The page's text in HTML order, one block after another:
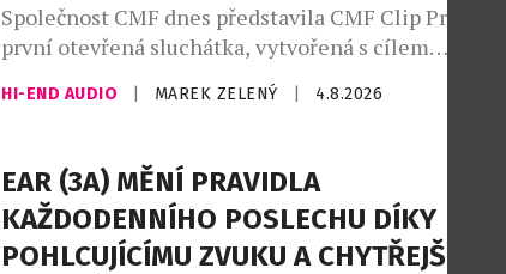
Společnost CMF dnes představila CMF Clip Pro – svá
první otevřená sluchátka, vytvořená s cílem
přirozeně, jako zní. CMF Clip Pro jsou navržena pro
absolvují dlouhé pracovní dny a vedou aktivní životní
styl. Spojují ergonomický otevřený design s
pohlcujícím zvukem, […]
HI-END AUDIO MAREK ZELENÝ 4.8.2026
EAR (3A) MĚNÍ PRAVIDLA
KAŽDODENNÍHO POSLECHU DÍKY
POHLCUJÍCÍMU ZVUKU A CHYTŘEJŠÍM